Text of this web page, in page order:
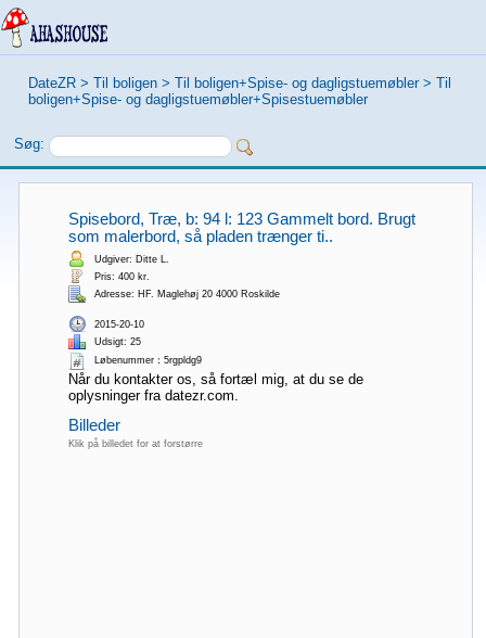
DateZR > Til boligen > Til boligen+Spise- og dagligstuemøbler > Til
boligen+Spise- og dagligstuemøbler+Spisestuemøbler
Søg:
Spisebord, Træ, b: 94 l: 123 Gammelt bord. Brugt
som malerbord, så pladen trænger ti..
Udgiver: Ditte L.
Pris: 400 kr.
Adresse: HF. Maglehøj 20 4000 Roskilde
2015-20-10
Udsigt: 25
Løbenummer：5rgpldg9
Når du kontakter os, så fortæl mig, at du se de
oplysninger fra datezr.com.
Billeder
Klik på billedet for at forstørre